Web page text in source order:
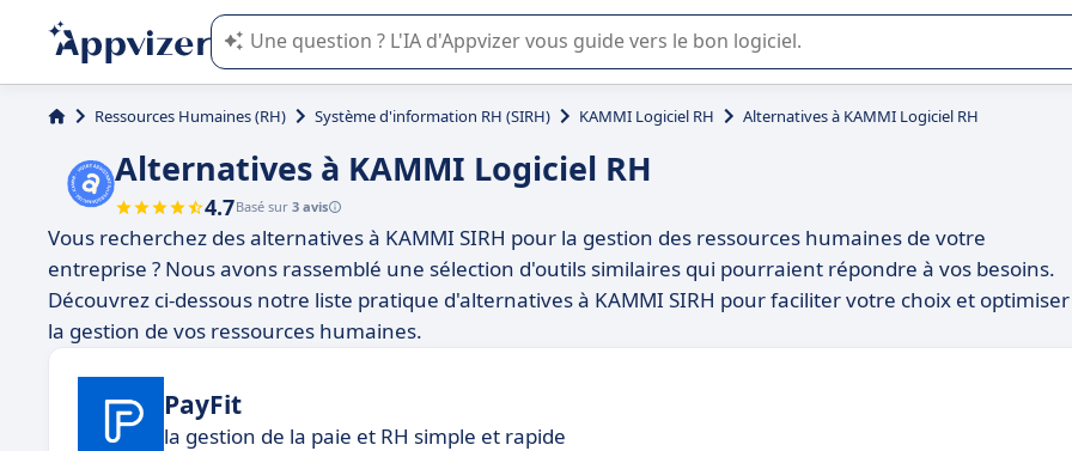
L'IA de Appvizer vous guide dans l'utilisation ou la sélection de logiciel SaaS en entreprise.
Ressources Humaines (RH) Système d'information RH (SIRH) KAMMI Logiciel RH Alternatives à KAMMI Logiciel RH
Alternatives à KAMMI Logiciel RH
4.7Basé sur 3 avis
Vous recherchez des alternatives à KAMMI SIRH pour la gestion des ressources humaines de votre
entreprise ? Nous avons rassemblé une sélection d'outils similaires qui pourraient répondre à vos besoins.
Découvrez ci-dessous notre liste pratique d'alternatives à KAMMI SIRH pour faciliter votre choix et optimiser
la gestion de vos ressources humaines.
PayFit
la gestion de la paie et RH simple et rapide